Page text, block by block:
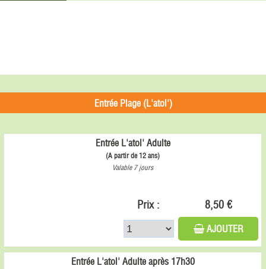
Entrée Plage (L'atol')
Entrée L'atol' Adulte
(A partir de 12 ans)
Valable 7 jours
Prix : 8,50 €
AJOUTER
Entrée L'atol' Adulte après 17h30